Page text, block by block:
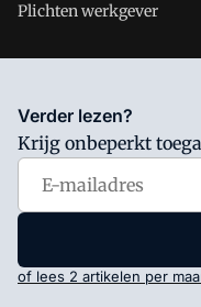
Plichten werkgever
Salarisnet is onderdeel
waar VMN media voor
volgende regelingen
Privacy en Cookie
Verder lezen?
Krijg onbeperkt
of lees 2 artikelen per